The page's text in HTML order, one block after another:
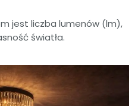
jest liczba lumenów (lm),
światła.